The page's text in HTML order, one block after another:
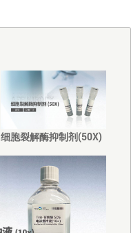
细胞裂解酶抑制剂(50X)